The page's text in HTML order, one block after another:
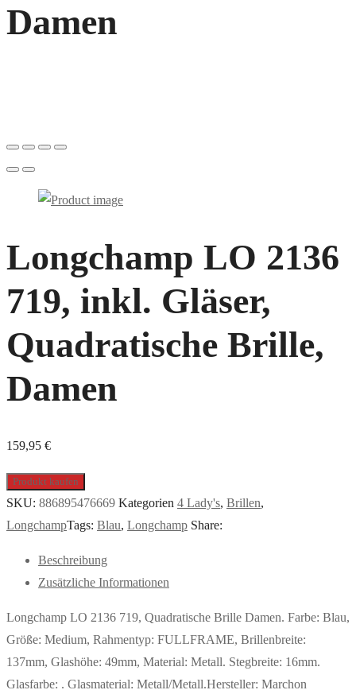
Damen
Longchamp LO 2136
719, inkl. Gläser,
Quadratische Brille,
Damen
159,95 €
Produkt kaufen
SKU: 886895476669 Kategorien 4 Lady's, Brillen,
LongchampTags: Blau, Longchamp Share:
Beschreibung
Zusätzliche Informationen
Longchamp LO 2136 719, Quadratische Brille Damen. Farbe: Blau,
Größe: Medium, Rahmentyp: FULLFRAME, Brillenbreite:
137mm, Glashöhe: 49mm, Material: Metall. Stegbreite: 16mm.
Glasfarbe: . Glasmaterial: Metall/Metall.Hersteller: Marchon